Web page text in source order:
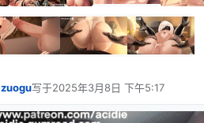
zuogu写于2025年3月8日 下午5:17
最后由 编辑